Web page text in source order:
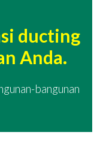
ducting
Anda.
bangunan